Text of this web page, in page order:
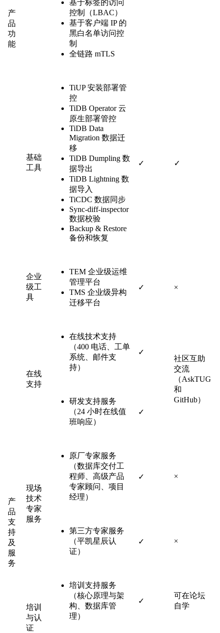
产
品
功
能
基于标签的访问
控制（LBAC）
基于客户端 IP 的
黑白名单访问控
制
全链路 mTLS
基础
工具
TiUP 安装部署管
控
TiDB Operator 云
原生部署管控
TiDB Data
Migration 数据迁
移
TiDB Dumpling 数
据导出
TiDB Lightning 数
据导入
TiCDC 数据同步
Sync-diff-inspector
数据校验
Backup & Restore
备份和恢复
✓ ✓
企业
级工
具
TEM 企业级运维
管理平台
TMS 企业级异构
迁移平台
✓ ×
产
品
支
持
及
服
务
在线
支持
在线技术支持
（400 电话、工单
系统、邮件支
持）
✓
社区互助
交流
（AskTUG
和
GitHub）
研发支持服务
（24 小时在线值
班响应）
✓
现场
技术
专家
服务
原厂专家服务
（数据库交付工
程师、高级产品
专家顾问、项目
经理）
✓ ×
第三方专家服务
（平凯星辰认
证）
✓ ×
培训
与认
证
培训支持服务
（核心原理与架
构、数据库管
理）
✓
可在论坛
自学